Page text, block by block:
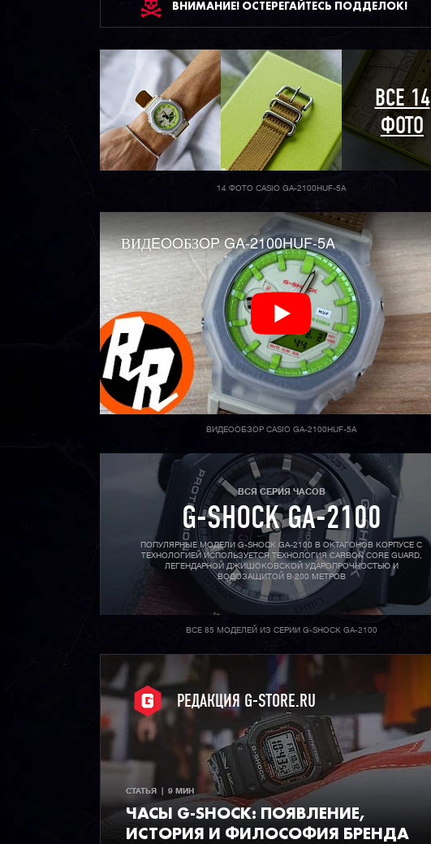
ВНИМАНИЕ! ОСТЕРЕГАЙТЕСЬ ПОДДЕЛОК!
ВСЕ 14
ФОТО
14 ФОТО CASIO GA-2100HUF-5A
ВИДEOOБЗOP GA-2100HUF-5A
ВИДЕООБЗОР CASIO GA-2100HUF-5A
ВСЯ СЕРИЯ ЧАСОВ
G-SHOCK GA-2100
ПОПУЛЯРНЫЕ МОДЕЛИ G-SHOCK GA-2100 В ОКТАГОНОВ КОРПУСЕ С
ТЕХНОЛОГИЕЙ ИСПОЛЬЗУЕТСЯ ТЕХНОЛОГИЯ CARBON CORE GUARD,
ЛЕГЕНДАРНОЙ ДЖИШОКОВСКОЙ УДАРОПРОЧНОСТЬЮ И
ВОДОЗАЩИТОЙ В 200 МЕТРОВ
ВСЕ 85 МОДЕЛЕЙ ИЗ СЕРИИ G-SHOCK GA-2100
РЕДАКЦИЯ G-STORE.RU
СТАТЬЯ  |  9 МИН
ЧАСЫ G‑SHOCK: ПОЯВЛЕНИЕ,
ИСТОРИЯ И ФИЛОСОФИЯ БРЕНДА